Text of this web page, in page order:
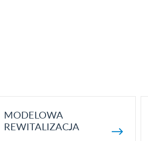
MODELOWA
REWITALIZACJA